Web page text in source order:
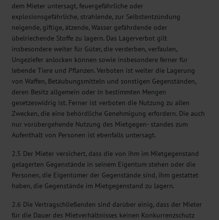
dem Mieter untersagt, feuergefährliche oder
explosionsgefährliche, strahlende, zur Selbstentzündung
neigende, giftige, ätzende, Wasser gefährdende oder
übelriechende Stoffe zu lagern. Das Lagerverbot gilt
insbesondere weiter für Güter, die verderben, verfaulen,
Ungeziefer anlocken können sowie insbesondere ferner für
lebende Tiere und Pflanzen. Verboten ist weiter die Lagerung
von Waffen, Betäubungsmitteln und sonstigen Gegenständen,
deren Besitz allgemein oder in bestimmten Mengen
gesetzeswidrig ist. Ferner ist verboten die Nutzung zu allen
Zwecken, die eine behördliche Genehmigung erfordern. Die auch
nur vorübergehende Nutzung des Mietgegen- standes zum
Aufenthalt von Personen ist ebenfalls untersagt.
2.5 Der Mieter versichert, dass die von ihm im Mietgegenstand
gelagerten Gegenstände in seinem Eigentum stehen oder die
Personen, die Eigentümer der Gegenstände sind, ihm gestattet
haben, die Gegenstände im Mietgegenstand zu lagern.
2.6 Die Vertragschließenden sind darüber einig, dass der Mieter
für die Dauer des Mietverhältnisses keinen Konkurrenzschutz